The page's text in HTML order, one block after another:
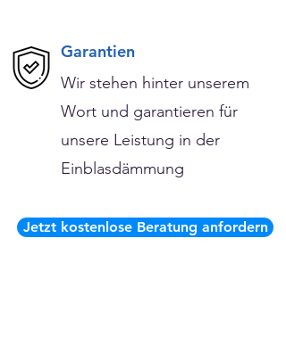
Garantien
Wir stehen hinter unserem
Wort und garantieren für
unsere Leistung in der
Einblasdämmung
Jetzt kostenlose Beratung anfordern